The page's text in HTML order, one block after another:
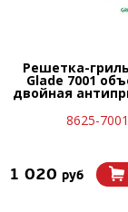
Решетка-
Glade 7001
двойная
8625-7001
1 020 руб